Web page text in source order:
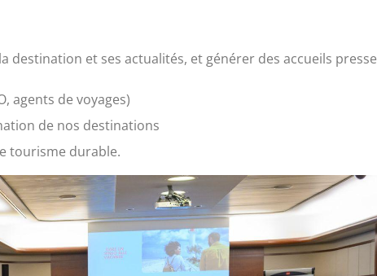
et ses actualités, et générer des accueils presse
agents de voyages)
de nos destinations
tourisme durable.